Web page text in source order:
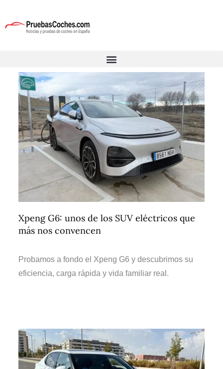
Xpeng G6: unos de los SUV eléctricos que
más nos convencen
Probamos a fondo el Xpeng G6 y descubrimos su
eficiencia, carga rápida y vida familiar real.